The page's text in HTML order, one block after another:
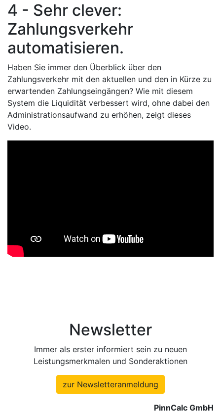
4 - Sehr clever:
Zahlungsverkehr
automatisieren.
Haben Sie immer den Überblick über den
Zahlungsverkehr mit den aktuellen und den in Kürze zu
erwartenden Zahlungseingängen? Wie mit diesem
System die Liquidität verbessert wird, ohne dabei den
Administrationsaufwand zu erhöhen, zeigt dieses
Video.
Newsletter
Immer als erster informiert sein zu neuen
Leistungsmerkmalen und Sonderaktionen
zur Newsletteranmeldung
PinnCalc GmbH